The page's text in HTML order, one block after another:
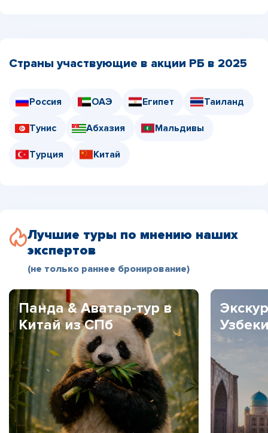
Страны участвующие в акции РБ в 2025
Россия ОАЭ Египет Таиланд
Тунис Абхазия Мальдивы
Турция Китай
Лучшие туры по мнению наших
экспертов
(не только раннее бронирование)
Панда & Аватар-тур в
Китай из СПб